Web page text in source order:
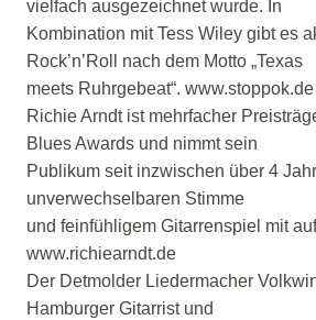
vielfach ausgezeichnet wurde. In
Kombination mit Tess Wiley gibt es
Rock’n’Roll nach dem Motto „Texas
meets Ruhrgebeat“. www.stoppok.de
Richie Arndt ist mehrfacher
Blues Awards und nimmt sein
Publikum seit inzwischen über 4
unverwechselbaren Stimme
und feinfühligem Gitarrenspiel mit
www.richiearndt.de
Der Detmolder Liedermacher
Hamburger Gitarrist und